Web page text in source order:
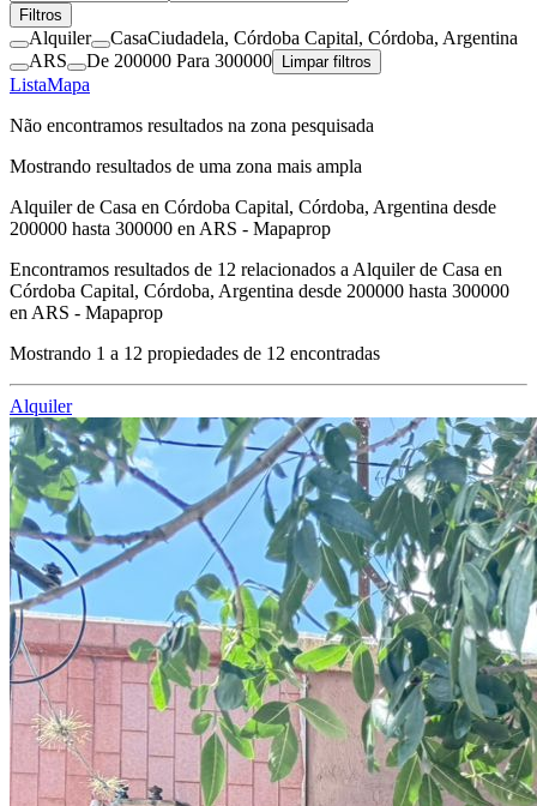
Filtros
Alquiler CasaCiudadela, Córdoba Capital, Córdoba, Argentina
ARS
De 200000 Para 300000 Limpar filtros
ListaMapa
Não encontramos resultados na zona pesquisada
Mostrando resultados de uma zona mais ampla
Alquiler de Casa en Córdoba Capital, Córdoba, Argentina desde
200000 hasta 300000 en ARS - Mapaprop
Encontramos resultados de 12 relacionados a Alquiler de Casa en
Córdoba Capital, Córdoba, Argentina desde 200000 hasta 300000
en ARS - Mapaprop
Mostrando 1 a 12 propiedades de 12 encontradas
Alquiler